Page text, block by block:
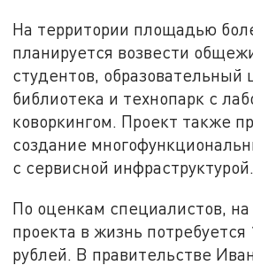
На территории площадью
планируется возвести
студентов, образовательный
библиотека и технопарк с
коворкингом. Проект также
создание
с сервисной инфраструктурой.
По оценкам специалистов,
проекта в жизнь потребуется
рублей. В правительстве